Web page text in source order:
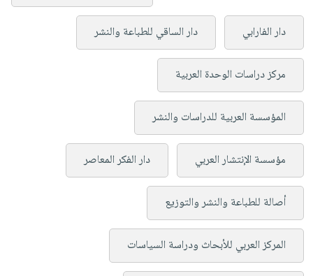
دار الفارابي دار الساقي للطباعة والنشر
مركز دراسات الوحدة العربية
المؤسسة العربية للدراسات والنشر
مؤسسة الإنتشار العربي دار الفكر المعاصر
أصالة للطباعة والنشر والتوزيع
المركز العربي للأبحاث ودراسة السياسات